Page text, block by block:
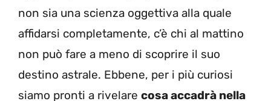
non sia una scienza oggettiva alla quale
affidarsi completamente, c’è chi al mattino
non può fare a meno di scoprire il suo
destino astrale. Ebbene, per i più curiosi
siamo pronti a rivelare cosa accadrà nella